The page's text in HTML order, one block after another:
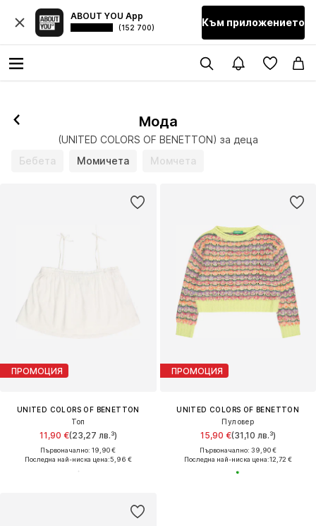
ABOUT YOU App
(152 700) Към приложението
Мода
(UNITED COLORS OF BENETTON) за деца
Бебета
Момичета Момчета
ПРОМОЦИЯ
UNITED COLORS OF BENETTON
Топ
11,90 €(23,27 лв.³)
Първоначално: 19,90 €
Последна най-ниска цена:5,96 €
ПРОМОЦИЯ
UNITED COLORS OF BENETTON
Пуловер
15,90 €(31,10 лв.³)
Първоначално: 39,90 €
Последна най-ниска цена:12,72 €